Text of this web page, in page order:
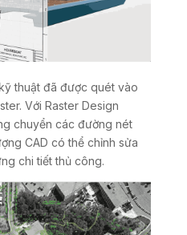
thuật đã được quét vào
Với Raster Design
chuyển các đường nét
CAD có thể chỉnh sửa
chi tiết thủ công.